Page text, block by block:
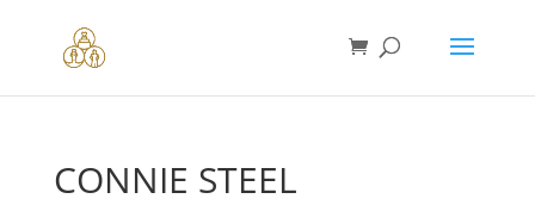
CONNIE STEEL